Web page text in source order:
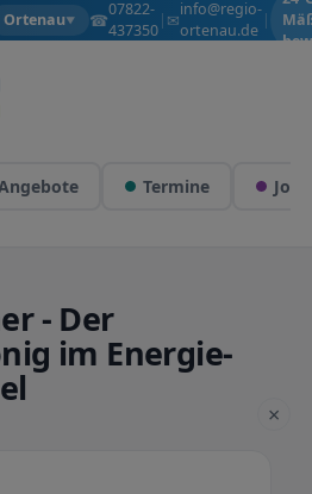
Ortenau▼ ☎07822-
437350
| ✉info@regio-
ortenau.de
|
Termine Jobs
- Der
im Energie-
×